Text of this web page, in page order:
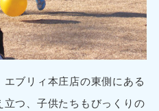
ブリィ本庄店の東側にある
つ、子供たちもびっくりの